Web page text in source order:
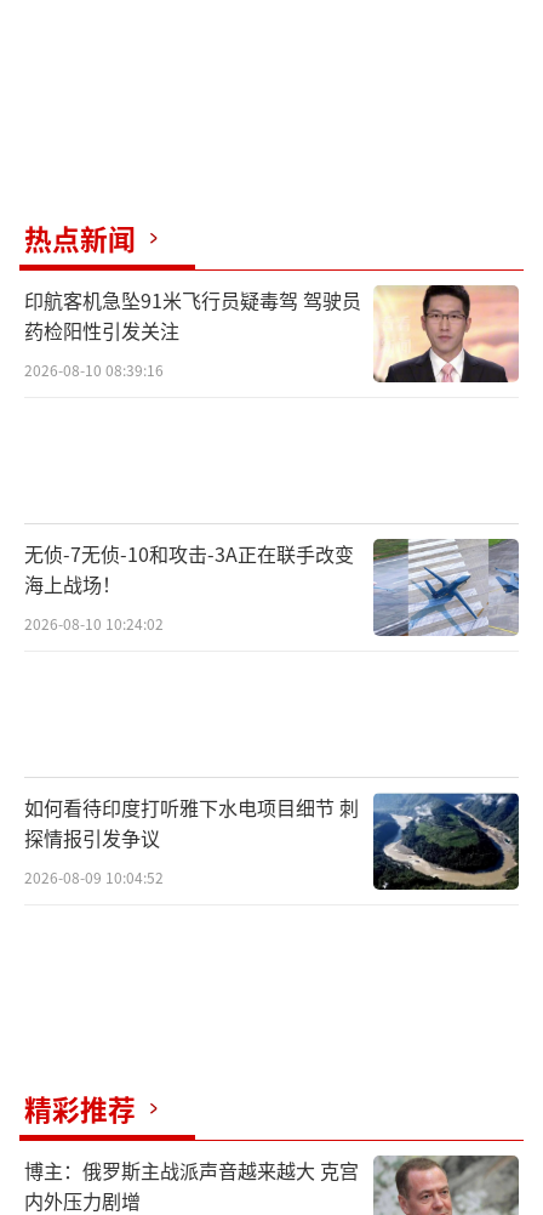
热点新闻
印航客机急坠91米飞行员疑毒驾 驾驶员
药检阳性引发关注
2026-08-10 08:39:16
无侦-7无侦-10和攻击-3A正在联手改变
海上战场！
2026-08-10 10:24:02
如何看待印度打听雅下水电项目细节 刺
探情报引发争议
2026-08-09 10:04:52
精彩推荐
博主：俄罗斯主战派声音越来越大 克宫
内外压力剧增